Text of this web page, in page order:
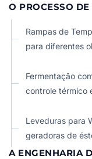
O PROCESSO
Rampas de
para diferentes
Fermentação
controle térmico
Leveduras para
geradoras de
A ENGENHARIA